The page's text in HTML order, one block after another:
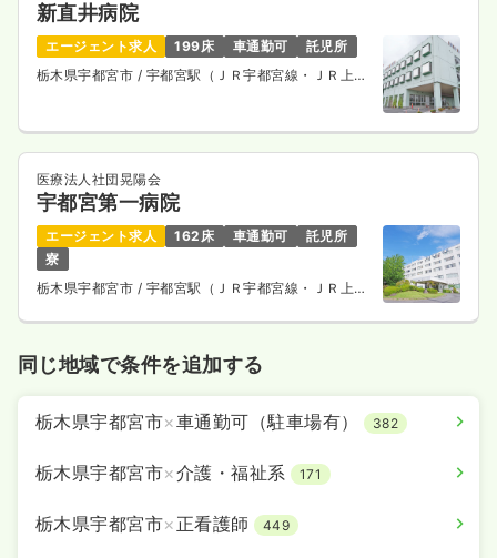
新直井病院
エージェント求人 199床 車通勤可
託児所
栃木県宇都宮市 / 宇都宮駅（ＪＲ宇都宮線・ＪＲ上野
医療法人社団晃陽会
宇都宮第一病院
エージェント求人 162床 車通勤可
託児所
寮
栃木県宇都宮市 / 宇都宮駅（ＪＲ宇都宮線・ＪＲ上野
同じ地域で条件を追加する
栃木県宇都宮市×車通勤可（駐車場有） 382
栃木県宇都宮市×介護・福祉系 171
栃木県宇都宮市× 正看護師 449